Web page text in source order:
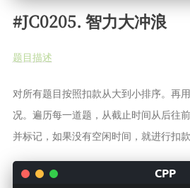
#JC0205. 智力大冲浪
题目描述
对所有题目按照扣款从大到小排序。再
况。遍历每一道题，从截止时间从后往
并标记，如果没有空闲时间，就进行扣款